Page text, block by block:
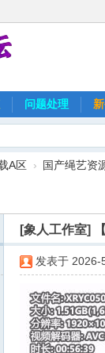
问题处理
A区 › 国产绳艺资
[象人工作室]
发表于 2026-